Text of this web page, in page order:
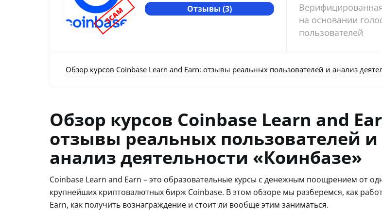
SCAM Отзывы (3)
на основании
пользователей
Обзор курсов Coinbase Learn and Earn: отзывы реальных пользователей и анализ
Обзор курсов Coinbase Learn and
отзывы реальных пользователей и
анализ деятельности «Коинбазе»
Coinbase Learn and Earn – это образовательные курсы с денежным поощрением от
крупнейших криптовалютных бирж Coinbase. В этом обзоре мы разберемся, как
Earn, как получить вознаграждение и стоит ли вообще этим заниматься.